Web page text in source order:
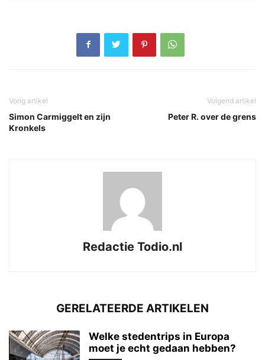
Vorig artikel
Simon Carmiggelt en zijn
Kronkels
Volgend artikel
Peter R. over de grens
Redactie Todio.nl
GERELATEERDE ARTIKELEN
Welke stedentrips in Europa
moet je echt gedaan hebben?